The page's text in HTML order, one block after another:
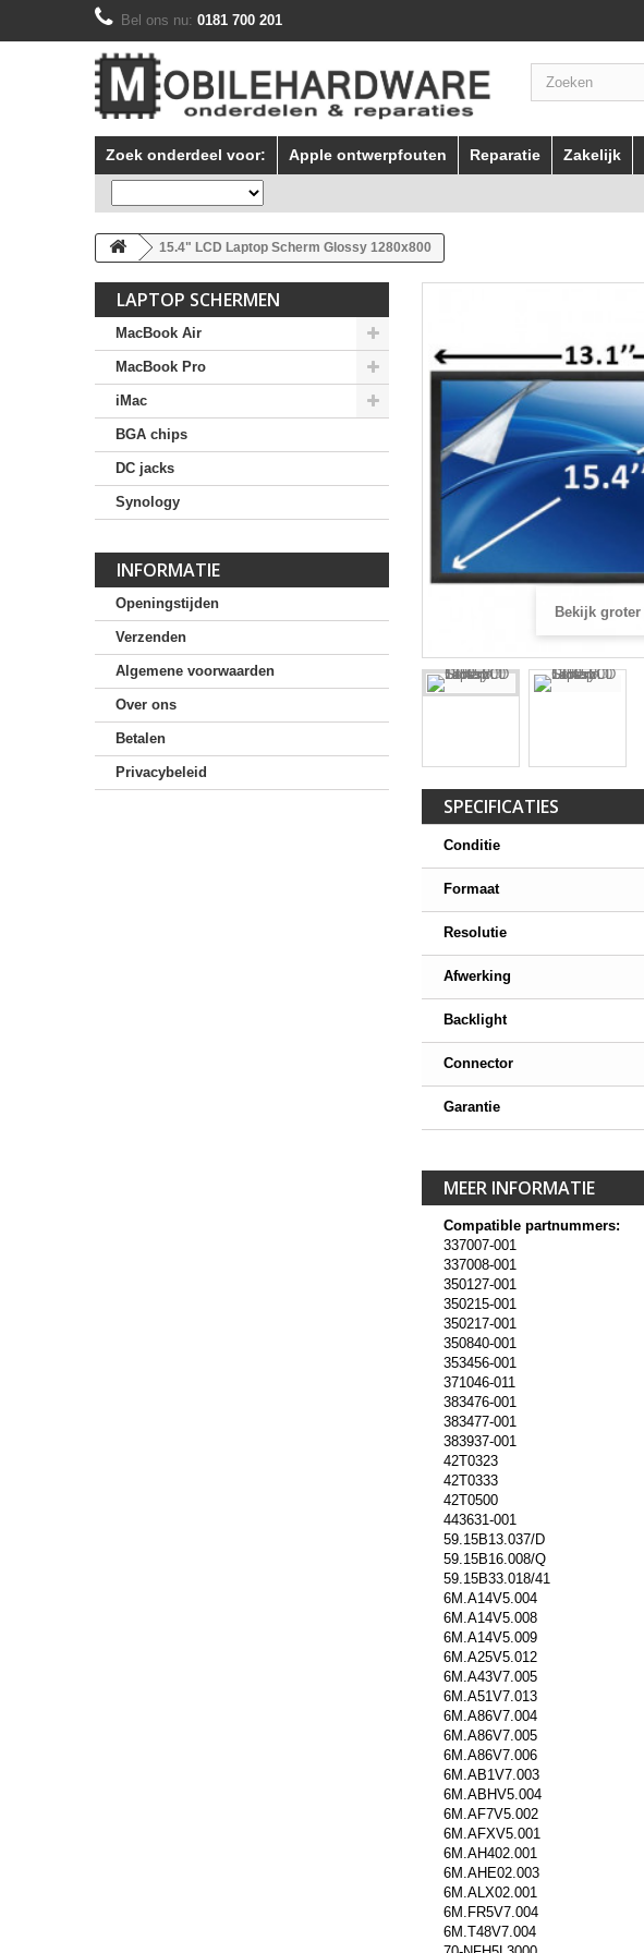
Bel ons nu: 0181 700 201
Zoek onderdeel voor: Apple ontwerpfouten Reparatie Zakelijk
15.4" LCD Laptop Scherm Glossy 1280x800
LAPTOP SCHERMEN
MacBook Air
MacBook Pro
iMac
BGA chips
DC jacks
Synology
INFORMATIE
Openingstijden
Verzenden
Algemene voorwaarden
Over ons
Betalen
Privacybeleid
Bekijk groter
SPECIFICATIES
Conditie
Formaat
Resolutie
Afwerking
Backlight
Connector
Garantie
MEER INFORMATIE
Compatible partnummers:
337007-001
337008-001
350127-001
350215-001
350217-001
350840-001
353456-001
371046-011
383476-001
383477-001
383937-001
42T0323
42T0333
42T0500
443631-001
59.15B13.037/D
59.15B16.008/Q
59.15B33.018/41
6M.A14V5.004
6M.A14V5.008
6M.A14V5.009
6M.A25V5.012
6M.A43V7.005
6M.A51V7.013
6M.A86V7.004
6M.A86V7.005
6M.A86V7.006
6M.AB1V7.003
6M.ABHV5.004
6M.AF7V5.002
6M.AFXV5.001
6M.AH402.001
6M.AHE02.003
6M.ALX02.001
6M.FR5V7.004
6M.T48V7.004